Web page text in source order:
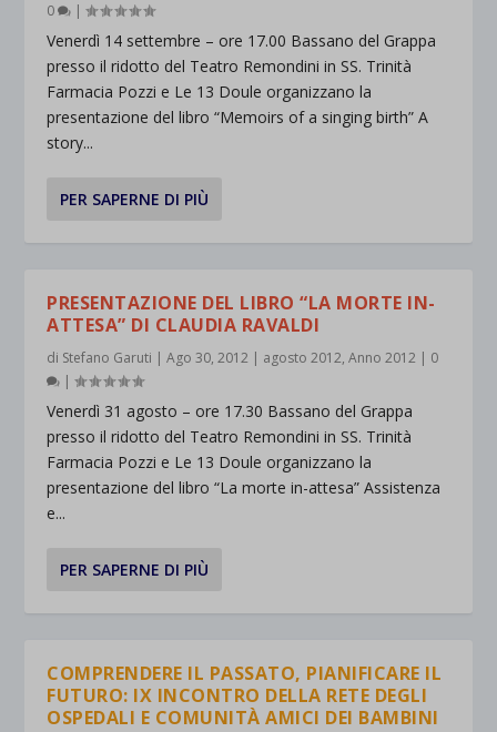
0 |
Venerdì 14 settembre – ore 17.00 Bassano del Grappa
presso il ridotto del Teatro Remondini in SS. Trinità
Farmacia Pozzi e Le 13 Doule organizzano la
presentazione del libro “Memoirs of a singing birth” A
story...
PER SAPERNE DI PIÙ
PRESENTAZIONE DEL LIBRO “LA MORTE IN-
ATTESA” DI CLAUDIA RAVALDI
di Stefano Garuti |Ago 30, 2012 | agosto 2012,Anno 2012 | 0
|
Venerdì 31 agosto – ore 17.30 Bassano del Grappa
presso il ridotto del Teatro Remondini in SS. Trinità
Farmacia Pozzi e Le 13 Doule organizzano la
presentazione del libro “La morte in-attesa” Assistenza
e...
PER SAPERNE DI PIÙ
COMPRENDERE IL PASSATO, PIANIFICARE IL
FUTURO: IX INCONTRO DELLA RETE DEGLI
OSPEDALI E COMUNITÀ AMICI DEI BAMBINI